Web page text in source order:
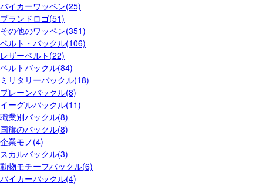
バイカーワッペン(25)
ブランドロゴ(51)
その他のワッペン(351)
ベルト・バックル(106)
レザーベルト(22)
ベルトバックル(84)
ミリタリーバックル(18)
プレーンバックル(8)
イーグルバックル(11)
職業別バックル(8)
国旗のバックル(8)
企業モノ(4)
スカルバックル(3)
動物モチーフバックル(6)
バイカーバックル(4)